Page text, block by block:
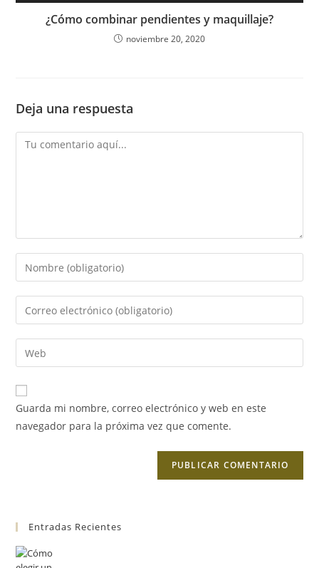
¿Cómo combinar pendientes y maquillaje?
noviembre 20, 2020
Deja una respuesta
Guarda mi nombre, correo electrónico y web en este
navegador para la próxima vez que comente.
Entradas Recientes